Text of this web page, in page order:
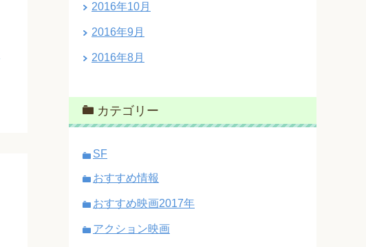
2016年10月
2016年9月
2016年8月
カテゴリー
SF
おすすめ情報
おすすめ映画2017年
アクション映画